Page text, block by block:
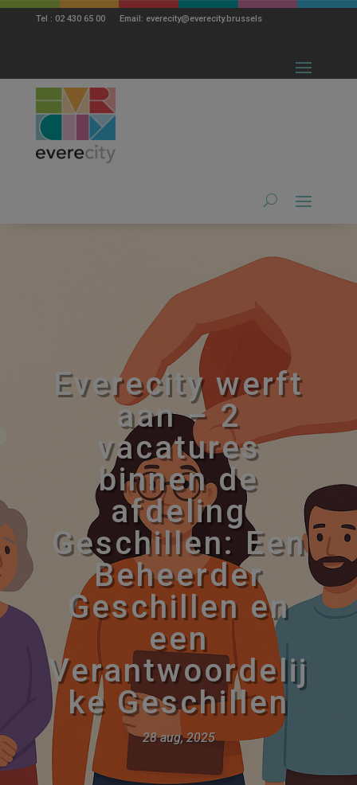
Tel : 02 430 65 00 Email: everecity@everecity.brussels
Everecity werft
aan – 2
vacatures
binnen de
afdeling
Geschillen: Een
Beheerder
Geschillen en
een
Verantwoordelij
ke Geschillen
28 aug, 2025
modal-check